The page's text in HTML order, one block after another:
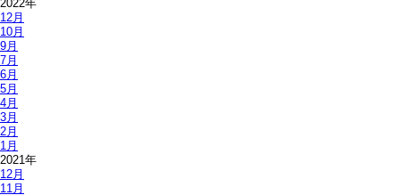
2022年
12月
10月
9月
7月
6月
5月
4月
3月
2月
1月
2021年
12月
11月